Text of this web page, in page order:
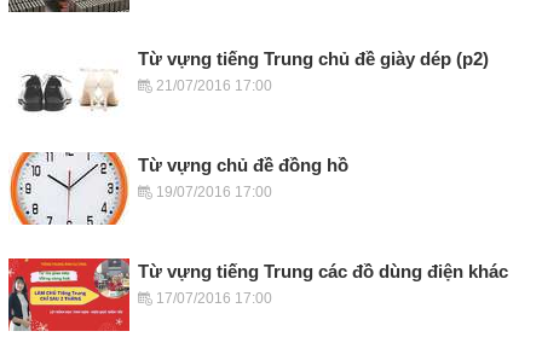
Từ vựng tiếng Trung chủ đề giày dép (p2)
21/07/2016 17:00
Từ vựng chủ đề đồng hồ
19/07/2016 17:00
Từ vựng tiếng Trung các đồ dùng điện khác
17/07/2016 17:00